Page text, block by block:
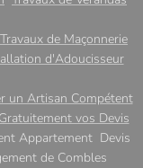
Travaux de Maçonnerie
d'Adoucisseur
un Artisan Compétent
vos Devis
Appartement Devis
de Combles